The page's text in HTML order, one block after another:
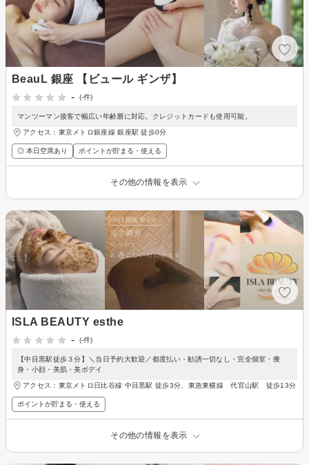
BeauL 銀座 【ビュール ギンザ】
-
(-件)
マンツーマン接客で幅広い年齢層に対応。クレジットカードも使用可能。
アクセス：東京メトロ銀座線 銀座駅 徒歩0分
◎ 本日空席あり ポイントが貯まる・使える
その他の情報を表示
ISLA BEAUTY esthe
-
(-件)
【中目黒駅徒歩３分】＼当日予約大歓迎／都度払い・勧誘一切なし・完全個室・痩
身・小顔・美肌・美ボデイ
アクセス：東京メトロ日比谷線 中目黒駅 徒歩3分、東急東横線 代官山駅 徒歩13分
ポイントが貯まる・使える
その他の情報を表示